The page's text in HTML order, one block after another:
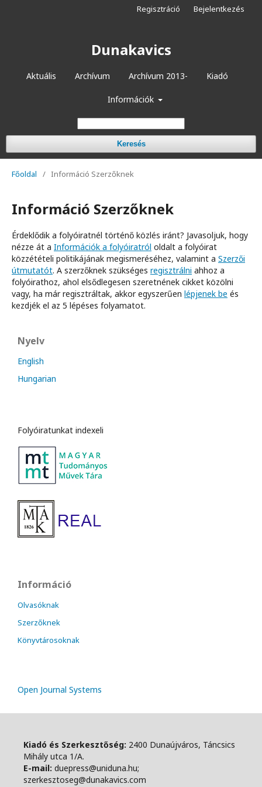
Dunakavics
Aktuális Archívum Archívum 2013- Kiadó
Információk
Keresés
Regisztráció Bejelentkezés
Főoldal / Információ Szerzőknek
Információ Szerzőknek
Érdeklődik a folyóiratnél történő közlés iránt? Javasoljuk, hogy
nézze át a Információk a folyóiratról oldalt a folyóirat
közzétételi politikájának megismeréséhez, valamint a Szerzői
útmutatót. A szerzőknek szükséges regisztrálni ahhoz a
folyóirathoz, ahol elsődlegesen szeretnének cikket közölni
vagy, ha már regisztráltak, akkor egyszerűen lépjenek be és
kezdjék el az 5 lépéses folyamatot.
Nyelv
English
Hungarian
Folyóiratunkat indexeli
Információ
Olvasóknak
Szerzőknek
Könyvtárosoknak
Open Journal Systems
Kiadó és Szerkesztőség: 2400 Dunaújváros, Táncsics
Mihály utca 1/A.
E-mail: duepress@uniduna.hu;
szerkesztoseg@dunakavics.com